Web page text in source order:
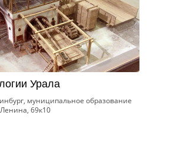
Урала
муниципальное образование
Ленина, 69к10